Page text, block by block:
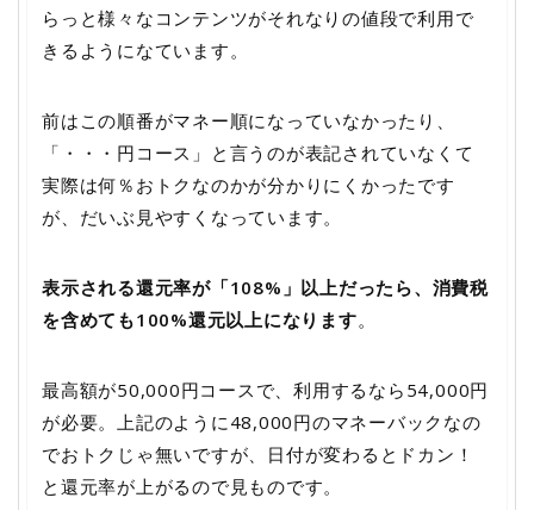
らっと様々なコンテンツがそれなりの値段で利用で
きるようになています。
前はこの順番がマネー順になっていなかったり、
「・・・円コース」と言うのが表記されていなくて
実際は何％おトクなのかが分かりにくかったです
が、だいぶ見やすくなっています。
表示される還元率が「108%」以上だったら、消費税
を含めても100%還元以上になります。
最高額が50,000円コースで、利用するなら54,000円
が必要。上記のように48,000円のマネーバックなの
でおトクじゃ無いですが、日付が変わるとドカン！
と還元率が上がるので見ものです。